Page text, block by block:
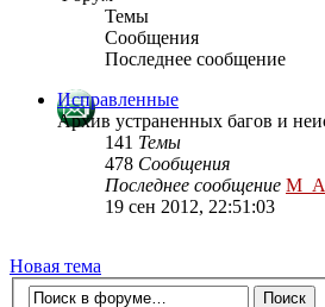
Темы
Сообщения
Последнее сообщение
Исправленные
Архив устраненных багов и
141 Темы
478 Сообщения
Последнее сообщение
19 сен 2012, 22:51:03
Новая тема